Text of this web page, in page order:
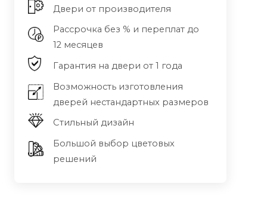
Двери от производителя
Рассрочка без % и переплат до
12 месяцев
Гарантия на двери от 1 года
Возможность изготовления
дверей нестандартных размеров
Стильный дизайн
Большой выбор цветовых
решений